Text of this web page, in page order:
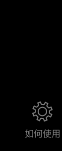
如何使用